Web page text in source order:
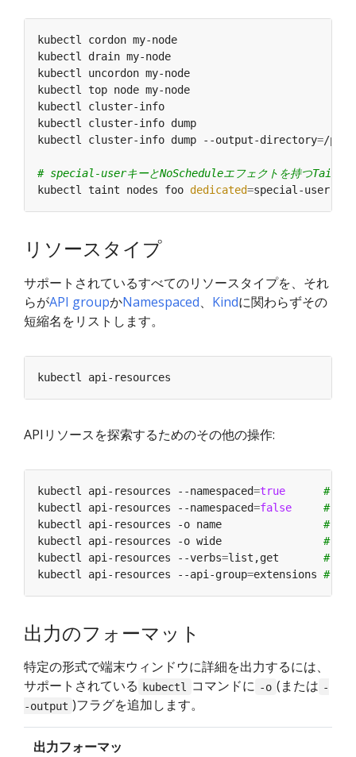
kubectl cordon
kubectl drain
kubectl uncordon
kubectl top node
kubectl
kubectl cluster-
kubectl cluster-info dump --output-directory=/
# special-userキーとNoScheduleエフェクトを持つTaintが
kubectl taint nodes foo dedicated=
リソースタイプ
サポートされているすべてのリソースタイプを、それ
らがAPI groupかNamespaced、 Kindに関わらずその
短縮名をリストします。
APIリソースを探索するためのその他の操作:
kubectl api-resources --namespaced=true
# 名
kubectl api-resources --namespaced=false
# 名
kubectl api-resources -o name # す
kubectl api-resources -o wide # す
kubectl api-resources --verbs=list,get #
kubectl api-resources --api-group=extensions #
出力のフォーマット
特定の形式で端末ウィンドウに詳細を出力するには、
サポートされている kubectl コマンドに -o (または -
-output )フラグを追加します。
出力フォーマッ